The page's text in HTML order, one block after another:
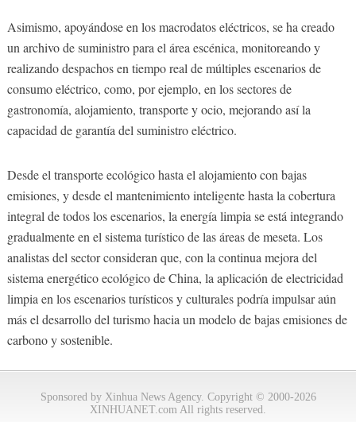
Asimismo, apoyándose en los macrodatos eléctricos, se ha creado
un archivo de suministro para el área escénica, monitoreando y
realizando despachos en tiempo real de múltiples escenarios de
consumo eléctrico, como, por ejemplo, en los sectores de
gastronomía, alojamiento, transporte y ocio, mejorando así la
capacidad de garantía del suministro eléctrico.
Desde el transporte ecológico hasta el alojamiento con bajas
emisiones, y desde el mantenimiento inteligente hasta la cobertura
integral de todos los escenarios, la energía limpia se está integrando
gradualmente en el sistema turístico de las áreas de meseta. Los
analistas del sector consideran que, con la continua mejora del
sistema energético ecológico de China, la aplicación de electricidad
limpia en los escenarios turísticos y culturales podría impulsar aún
más el desarrollo del turismo hacia un modelo de bajas emisiones de
carbono y sostenible.
Sponsored by Xinhua News Agency. Copyright © 2000-2026
XINHUANET.com All rights reserved.